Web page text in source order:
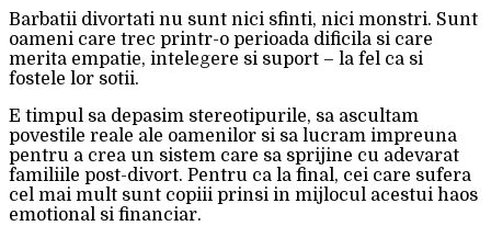
Barbatii divortati nu sunt nici sfinti, nici monstri. Sunt
oameni care trec printr-o perioada dificila si care
merita empatie, intelegere si suport – la fel ca si
fostele lor sotii.
E timpul sa depasim stereotipurile, sa ascultam
povestile reale ale oamenilor si sa lucram impreuna
pentru a crea un sistem care sa sprijine cu adevarat
familiile post-divort. Pentru ca la final, cei care sufera
cel mai mult sunt copiii prinsi in mijlocul acestui haos
emotional si financiar.